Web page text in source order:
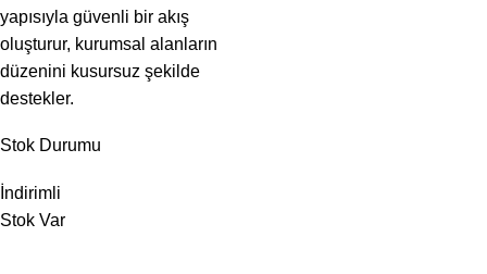
Stok Durumu
İndirimli
Stok Var
yapısıyla güvenli bir akış
oluşturur, kurumsal alanların
düzenini kusursuz şekilde
destekler.